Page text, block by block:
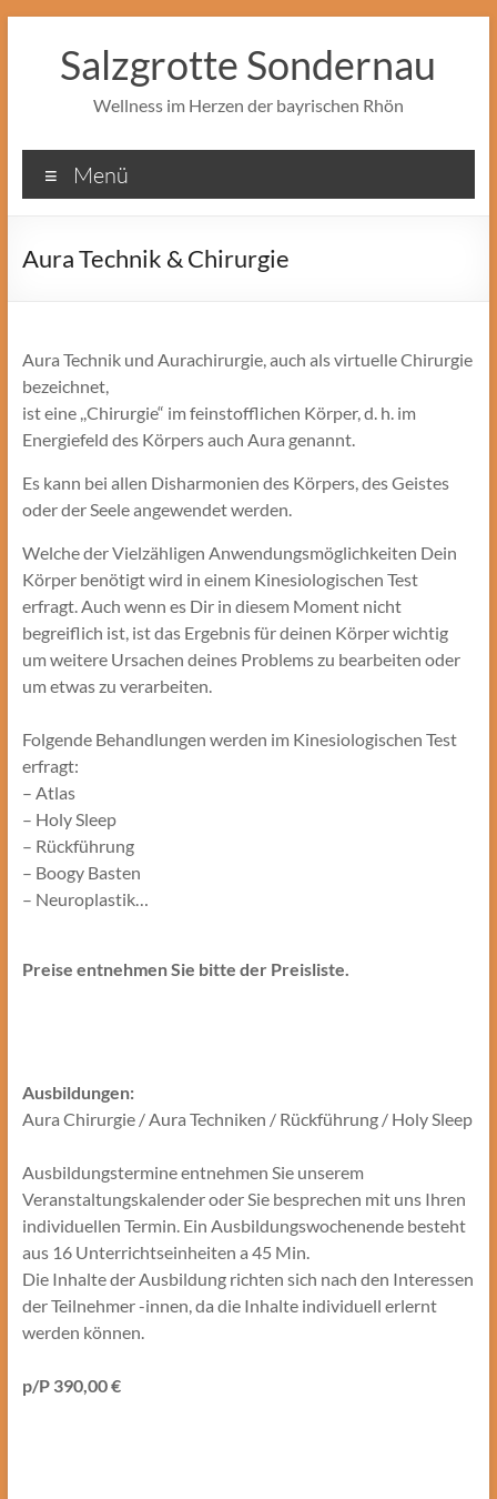
springenSalzgrotte Sondernau
Wellness im Herzen der bayrischen Rhön
Menü
Aura Technik & Chirurgie
Aura Technik und Aurachirurgie, auch als virtuelle Chirurgie
bezeichnet,
ist eine ,,Chirurgie“ im feinstofflichen Körper, d. h. im
Energiefeld des Körpers auch Aura genannt.
Es kann bei allen Disharmonien des Körpers, des Geistes
oder der Seele angewendet werden.
Welche der Vielzähligen Anwendungsmöglichkeiten Dein
Körper benötigt wird in einem Kinesiologischen Test
erfragt. Auch wenn es Dir in diesem Moment nicht
begreiflich ist, ist das Ergebnis für deinen Körper wichtig
um weitere Ursachen deines Problems zu bearbeiten oder
um etwas zu verarbeiten.
Folgende Behandlungen werden im Kinesiologischen Test
erfragt:
– Atlas
– Holy Sleep
– Rückführung
– Boogy Basten
– Neuroplastik…
Preise entnehmen Sie bitte der Preisliste.
Ausbildungen:
Aura Chirurgie / Aura Techniken / Rückführung / Holy Sleep
Ausbildungstermine entnehmen Sie unserem
Veranstaltungskalender oder Sie besprechen mit uns Ihren
individuellen Termin. Ein Ausbildungswochenende besteht
aus 16 Unterrichtseinheiten a 45 Min.
Die Inhalte der Ausbildung richten sich nach den Interessen
der Teilnehmer -innen, da die Inhalte individuell erlernt
werden können.
p/P 390,00 €